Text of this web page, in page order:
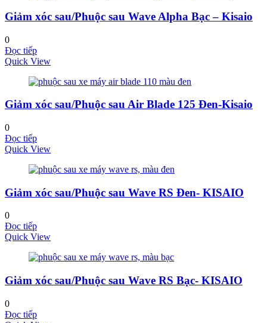
Giảm xóc sau/Phuộc sau Wave Alpha Bạc – Kisaio
0
Đọc tiếp
Quick View
Giảm xóc sau/Phuộc sau Air Blade 125 Đen-Kisaio
0
Đọc tiếp
Quick View
Giảm xóc sau/Phuộc sau Wave RS Đen- KISAIO
0
Đọc tiếp
Quick View
Giảm xóc sau/Phuộc sau Wave RS Bạc- KISAIO
0
Đọc tiếp